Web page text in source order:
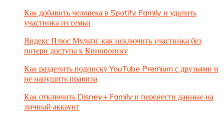
Как добавить человека в Spotify Family и удалить
участника из семьи
Яндекс Плюс Мульти: как исключить участника без
потери доступа к Кинопоиску
Как разделить подписку YouTube Premium с друзьями и
не нарушить правила
Как отключить Disney+ Family и перенести данные на
личный аккаунт